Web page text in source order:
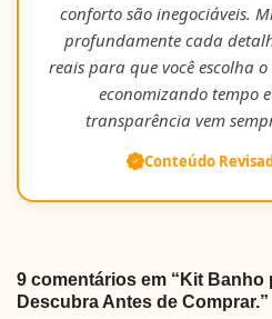
conforto são inegociáveis.
profundamente cada
reais para que você escolha
economizando tempo
transparência vem
Conteúdo
9 comentários em “Kit
Descubra Antes de Comprar.”